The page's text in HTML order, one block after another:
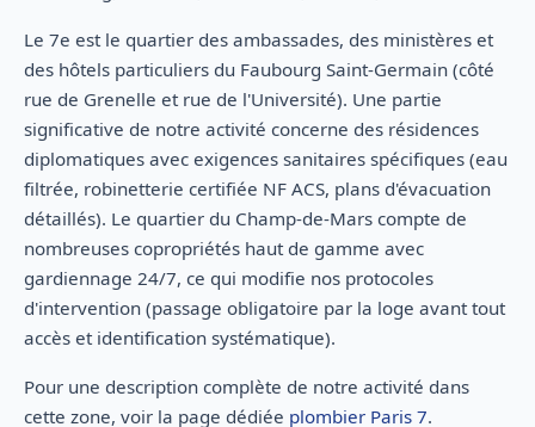
Le 7e est le quartier des ambassades, des ministères et
des hôtels particuliers du Faubourg Saint-Germain (côté
rue de Grenelle et rue de l'Université). Une partie
significative de notre activité concerne des résidences
diplomatiques avec exigences sanitaires spécifiques (eau
filtrée, robinetterie certifiée NF ACS, plans d'évacuation
détaillés). Le quartier du Champ-de-Mars compte de
nombreuses copropriétés haut de gamme avec
gardiennage 24/7, ce qui modifie nos protocoles
d'intervention (passage obligatoire par la loge avant tout
accès et identification systématique).
Pour une description complète de notre activité dans
cette zone, voir la page dédiée plombier Paris 7.